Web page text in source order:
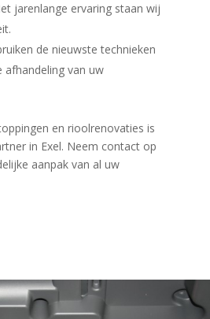
jarenlange ervaring staan wij
de nieuwste technieken
van uw
en rioolrenovaties is
in Exel. Neem contact op
aanpak van al uw